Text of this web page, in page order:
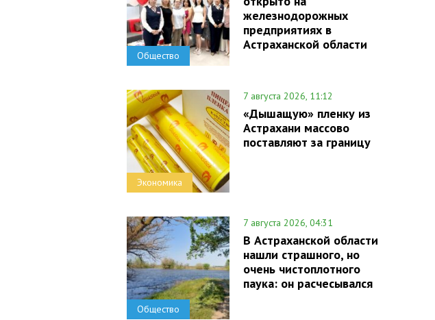
Общество
железнодорожных
предприятиях в
Астраханской области
Экономика
7 августа 2026, 11:12
«Дышащую» пленку из
Астрахани массово
поставляют за границу
Общество
7 августа 2026, 04:31
В Астраханской области
нашли страшного, но
очень чистоплотного
паука: он расчесывался